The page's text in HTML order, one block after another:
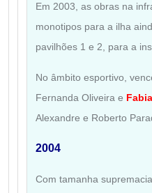
Em 2003, as obras na
monotipos para a ilha
pavilhões 1 e 2, para a
No âmbito esportivo,
Fernanda Oliveira e
Alexandre e Roberto
2004
Com tamanha